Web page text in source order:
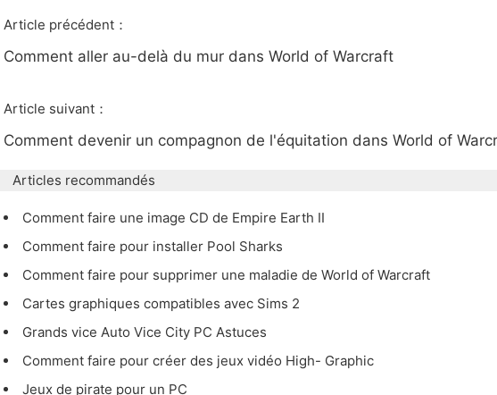
Article précédent：
Comment aller au-delà du mur dans World of Warcraft
Article suivant：
Comment devenir un compagnon de l'équitation dans World of
Articles recommandés
Comment faire une image CD de Empire Earth II
Comment faire pour installer Pool Sharks
Comment faire pour supprimer une maladie de World of Warcraft
Cartes graphiques compatibles avec Sims 2
Grands vice Auto Vice City PC Astuces
Comment faire pour créer des jeux vidéo High- Graphic
Jeux de pirate pour un PC